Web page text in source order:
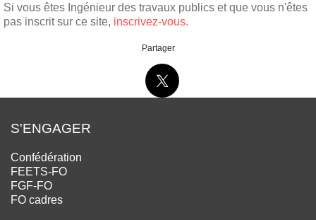
Si vous êtes Ingénieur des travaux publics et que vous n'êtes
pas inscrit sur ce site, inscrivez-vous.
Partager
S'ENGAGER
Confédération
FEETS-FO
FGF-FO
FO cadres